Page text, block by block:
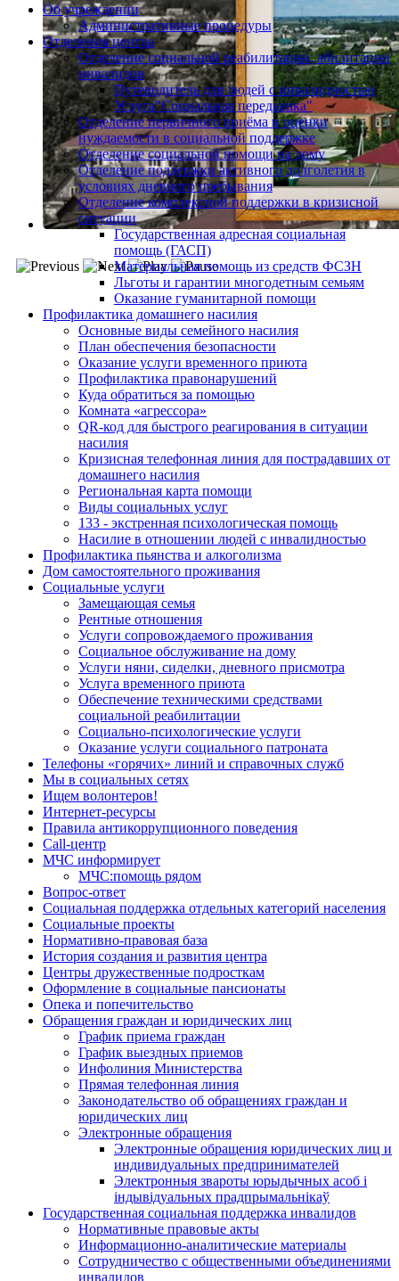
Об учреждении
Административные процедуры
Отделения центра
Отделение социальной реабилитации, абилитации
инвалидов
Путеводитель для людей с инвалидностью
Услуга"Социальная передышка"
Отделение первичного приёма и оценки
нуждаемости в социальной поддержке
Отделение социальной помощи на дому
Отделение поддержки активного долголетия в
условиях дневного пребывания
Отделение комплексной поддержки в кризисной
ситуации
Государственная адресная социальная
помощь (ГАСП)
Материальная помощь из средств ФСЗН
Льготы и гарантии многодетным семьям
Оказание гуманитарной помощи
Профилактика домашнего насилия
Основные виды семейного насилия
План обеспечения безопасности
Оказание услуги временного приюта
Профилактика правонарушений
Куда обратиться за помощью
Комната «агрессора»
QR-код для быстрого реагирования в ситуации
насилия
Кризисная телефонная линия для пострадавших от
домашнего насилия
Региональная карта помощи
Виды социальных услуг
133 - экстренная психологическая помощь
Насилие в отношении людей с инвалидностью
Профилактика пьянства и алкоголизма
Дом самостоятельного проживания
Социальные услуги
Замещающая семья
Рентные отношения
Услуги сопровождаемого проживания
Социальное обслуживание на дому
Услуги няни, сиделки, дневного присмотра
Услуга временного приюта
Обеспечение техническими средствами
социальной реабилитации
Социально-психологические услуги
Оказание услуги социального патроната
Телефоны «горячих» линий и справочных служб
Мы в социальных сетях
Ищем волонтеров!
Интернет-ресурсы
Правила антикоррупционного поведения
Call-центр
МЧС информирует
МЧС:помощь рядом
Вопрос-ответ
Социальная поддержка отдельных категорий населения
Социальные проекты
Нормативно-правовая база
История создания и развития центра
Центры дружественные подросткам
Оформление в социальные пансионаты
Опека и попечительство
Обращения граждан и юридических лиц
График приема граждан
График выездных приемов
Инфолиния Министерства
Прямая телефонная линия
Законодательство об обращениях граждан и
юридических лиц
Электронные обращения
Электронные обращения юридических лиц и
индивидуальных предпринимателей
Электронныя звароты юрыдычных асоб і
індывідуальных прадпрымальнікаў
Государственная социальная поддержка инвалидов
Нормативные правовые акты
Информационно-аналитические материалы
Сотрудничество с общественными объединениями
инвалидов